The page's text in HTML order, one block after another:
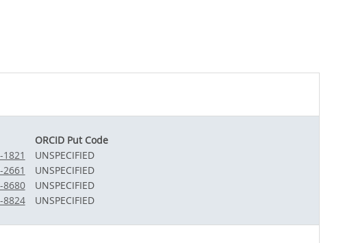
ORCID Put Code
UNSPECIFIED
UNSPECIFIED
UNSPECIFIED
UNSPECIFIED